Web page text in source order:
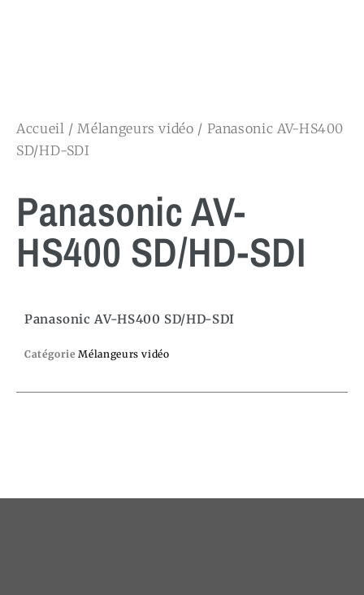
Accueil /Mélangeurs vidéo / Panasonic AV-HS400
SD/HD-SDI
Panasonic AV-
HS400 SD/HD-SDI
Panasonic AV-HS400 SD/HD-SDI
Catégorie Mélangeurs vidéo